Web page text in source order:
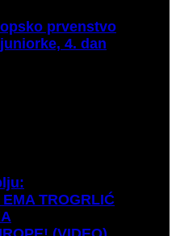
prvenstvo
4. dan
TROGRLIĆ